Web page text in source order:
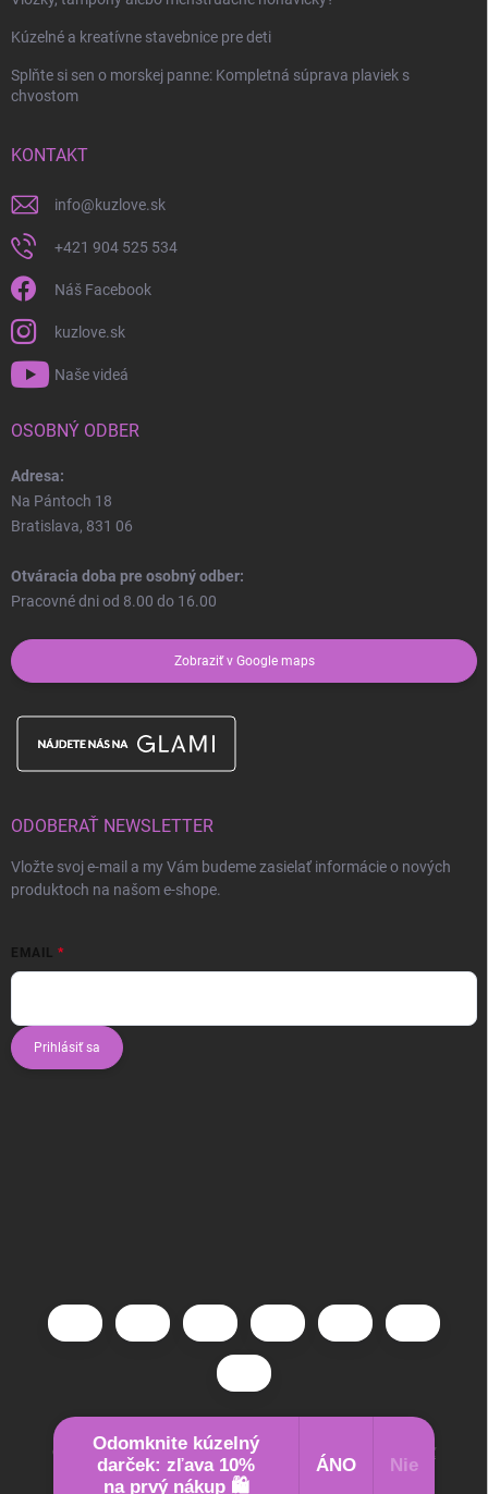
Kúzelné a kreatívne stavebnice pre deti
Splňte si sen o morskej panne: Kompletná súprava plaviek s
chvostom
KONTAKT
info@kuzlove.sk
+421 904 525 534
Náš Facebook
kuzlove.sk
Naše videá
OSOBNÝ ODBER
Adresa:
Na Pántoch 18
Bratislava, 831 06
Otváracia doba pre osobný odber:
Pracovné dni od 8.00 do 16.00
Zobraziť v Google maps
ODOBERAŤ NEWSLETTER
Vložte svoj e-mail a my Vám budeme zasielať informácie o nových
produktoch na našom e-shope.
EMAIL
Prihlásiť sa
Copyright 2026www.kuzlove.sk. Všetky práva vyhradené.
Upraviť
nastavenie cookies
Odomknite kúzelný
darček: zľava 10%
na prvý nákup 🛍️
ÁNO Nie